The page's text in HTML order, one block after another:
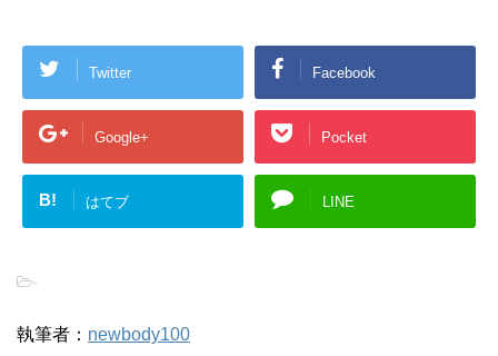
Twitter Facebook
Google+ Pocket
B! はてブ LINE
-
執筆者： newbody100